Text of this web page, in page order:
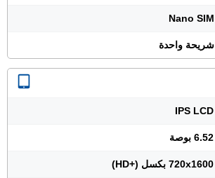
Nano SIM
شريحة واحدة
IPS LCD
6.52 بوصة
720x1600 بكسل (+HD)